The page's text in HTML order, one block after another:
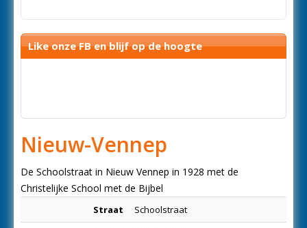
Like onze FB en blijf op de hoogte
Nieuw-Vennep
De Schoolstraat in Nieuw Vennep in 1928 met de
Christelijke School met de Bijbel
Straat Schoolstraat